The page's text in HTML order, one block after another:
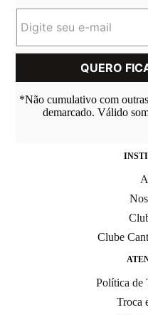
*Não cumulativo com
demarcado. Válido
Clube
Política de
Troca